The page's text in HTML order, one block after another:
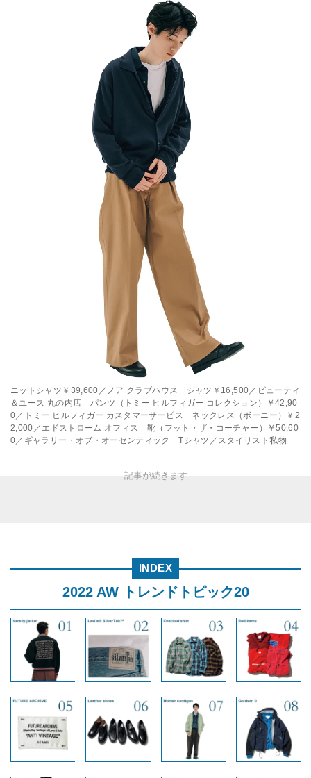
ニットシャツ￥39,600／ノア クラブハウス シャツ￥16,500／ビューティ
＆ユース 丸の内店 パンツ（トミー ヒルフィガー コレクション）￥42,90
0／トミー ヒルフィガー カスタマーサービス ネックレス（ボーニー）￥2
2,000／エドストローム オフィス 靴（フット・ザ・コーチャー）￥50,60
0／ギャラリー・オブ・オーセンティック Tシャツ／スタイリスト私物
INDEX
2022 AW トレンドトピック20